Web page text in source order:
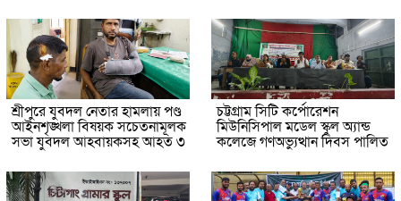
শ্রীপুরে যুবদল নেতার হামলায় পণ্ড
আইনশৃঙ্খলা বিষয়ক সচেতনামূলক
সভা যুবদল আহবায়কসহ আহত ৩
চট্টগ্রাম সিটি কর্পোরেশন
মিউনিসিপাল মডেল স্কুল অ্যান্ড
কলেজে গণঅভ্যুত্থান দিবস পালিত